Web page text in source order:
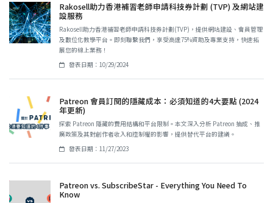
Rakosell助力香港補習老師申請科技券計劃 (TVP) 及網站建
設服務
Rakosell助力香港補習老師申請科技券計劃(TVP)，提供網站建設、會員管理
及數位化教學平台。即刻聯繫我們，享受高達75%資助及專業支持，快速拓
展您的線上業務！
發表日期：10/29/2024
Patreon 會員訂閱的隱藏成本：必須知道的4大要點 (2024
年更新)
探索 Patreon 隱藏的費用結構和平台限制。本文深入分析 Patreon 抽成、推
廣政策及其對創作者收入和控制權的影響，提供替代平台的建議。
發表日期：11/27/2023
Patreon vs. SubscribeStar - Everything You Need To
Know